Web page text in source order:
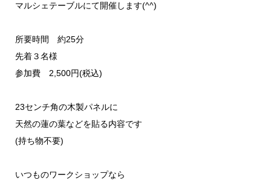
マルシェテーブルにて開催します(^^)
所要時間 約25分
先着３名様
参加費 2,500円(税込)
23センチ角の木製パネルに
天然の蓮の葉などを貼る内容です
(持ち物不要)
いつものワークショップなら